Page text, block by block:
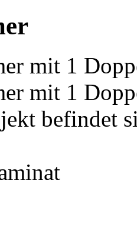
mit 1
mit 1
befindet